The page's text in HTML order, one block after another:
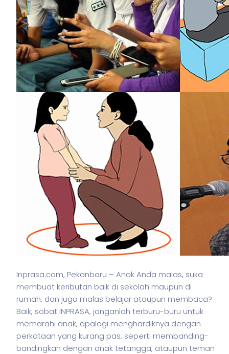
Inprasa.com, Pekanbaru – Anak Anda malas, suka
membuat keributan baik di sekolah maupun di
rumah, dan juga malas belajar ataupun membaca?
Baik, sobat INPRASA, janganlah terburu-buru untuk
memarahi anak, apalagi menghardiknya dengan
perkataan yang kurang pas, seperti membanding-
bandingkan dengan anak tetangga, ataupun teman